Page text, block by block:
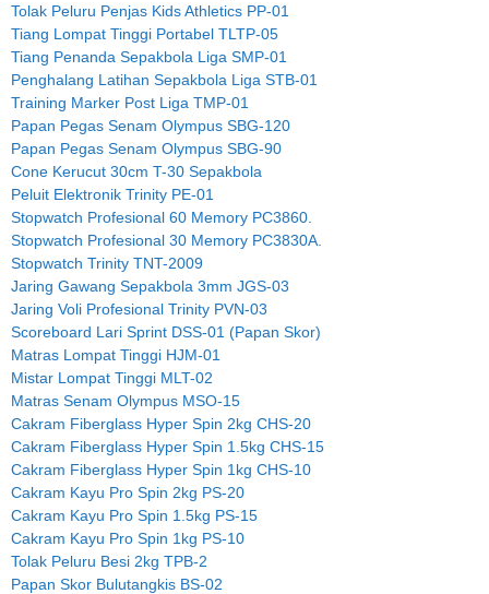
Tolak Peluru Penjas Kids Athletics PP-01
Tiang Lompat Tinggi Portabel TLTP-05
Tiang Penanda Sepakbola Liga SMP-01
Penghalang Latihan Sepakbola Liga STB-01
Training Marker Post Liga TMP-01
Papan Pegas Senam Olympus SBG-120
Papan Pegas Senam Olympus SBG-90
Cone Kerucut 30cm T-30 Sepakbola
Peluit Elektronik Trinity PE-01
Stopwatch Profesional 60 Memory PC3860.
Stopwatch Profesional 30 Memory PC3830A.
Stopwatch Trinity TNT-2009
Jaring Gawang Sepakbola 3mm JGS-03
Jaring Voli Profesional Trinity PVN-03
Scoreboard Lari Sprint DSS-01 (Papan Skor)
Matras Lompat Tinggi HJM-01
Mistar Lompat Tinggi MLT-02
Matras Senam Olympus MSO-15
Cakram Fiberglass Hyper Spin 2kg CHS-20
Cakram Fiberglass Hyper Spin 1.5kg CHS-15
Cakram Fiberglass Hyper Spin 1kg CHS-10
Cakram Kayu Pro Spin 2kg PS-20
Cakram Kayu Pro Spin 1.5kg PS-15
Cakram Kayu Pro Spin 1kg PS-10
Tolak Peluru Besi 2kg TPB-2
Papan Skor Bulutangkis BS-02